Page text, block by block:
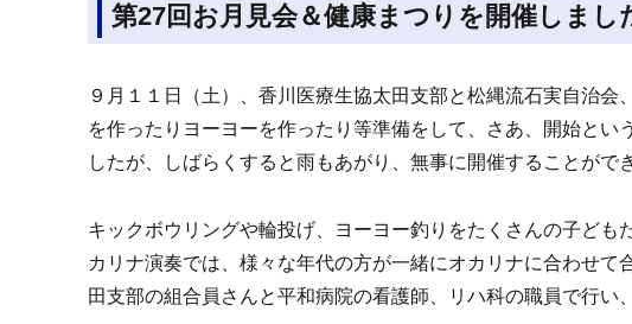
第27回お月見会＆健康まつりを開催しまし
９月１１日（土）、香川医療生協太田支部と松縄流石実自治
を作ったりヨーヨーを作ったり等準備をして、さあ、開始と
したが、しばらくすると雨もあがり、無事に開催することがで
キックボウリングや輪投げ、ヨーヨー釣りをたくさんの子ど
カリナ演奏では、様々な年代の方が一緒にオカリナに合わせ
田支部の組合員さんと平和病院の看護師、リハ科の職員で行い